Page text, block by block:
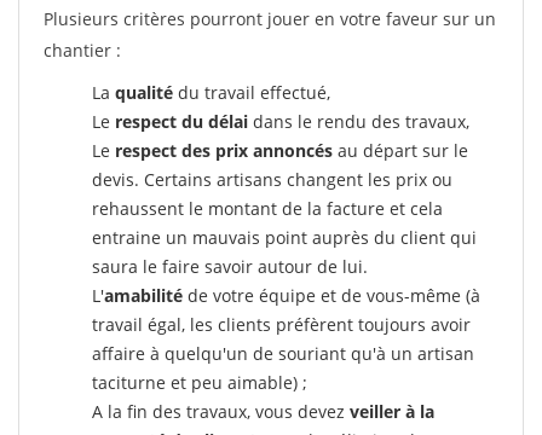
Plusieurs critères pourront jouer en votre faveur sur un
chantier :
La qualité du travail effectué,
Le respect du délai dans le rendu des travaux,
Le respect des prix annoncés au départ sur le
devis. Certains artisans changent les prix ou
rehaussent le montant de la facture et cela
entraine un mauvais point auprès du client qui
saura le faire savoir autour de lui.
L'amabilité de votre équipe et de vous-même (à
travail égal, les clients préfèrent toujours avoir
affaire à quelqu'un de souriant qu'à un artisan
taciturne et peu aimable) ;
A la fin des travaux, vous devez veiller à la